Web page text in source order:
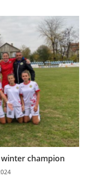
winter champion